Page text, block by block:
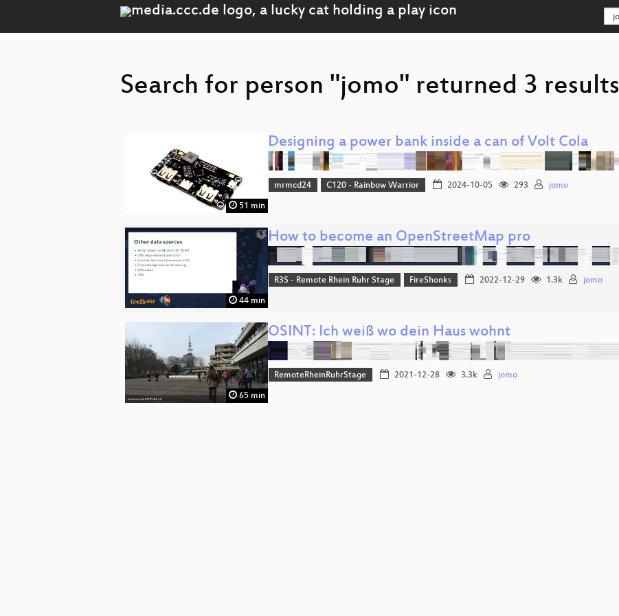
Search for person "jomo" returned 3 results
51 min
Designing a power bank inside a can of Volt Cola
mrmcd24 C120 - Rainbow Warrior 2024-10-05 293 jomo
44 min
How to become an OpenStreetMap pro
R3S - Remote Rhein Ruhr Stage FireShonks 2022-12-29 1.3k jomo
65 min
OSINT: Ich weiß wo dein Haus wohnt
RemoteRheinRuhrStage 2021-12-28 3.3k jomo